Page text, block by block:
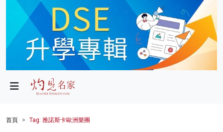
政局
財經
首頁 Tag: 雅諾斯卡歐洲樂團